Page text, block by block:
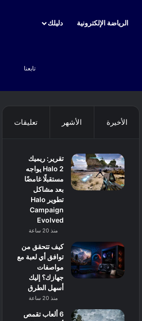
الرياضة الإلكترونية دليلك
تابعنا
الأخيرة الأشهر تعليقات
تقرير: ريميك
Halo 2 يواجه
مستقبلًا غامضًا
بعد مشاكل
تطوير Halo
Campaign
Evolved
منذ 20 ساعة
كيف تتحقق من
توافق أي لعبة مع
مواصفات
جهازك؟ إليك
أسهل الطرق
منذ 20 ساعة
6 ألعاب تقمص